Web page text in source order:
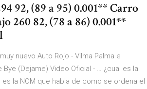
92, (89 a 95) 0.001** Carro
260 82, (78 a 86) 0.001**
nuevo Auto Rojo - Vilma Palma e
(Dejame) Video Oficial - … ¿cual es la
la NOM que habla de como se ordena el